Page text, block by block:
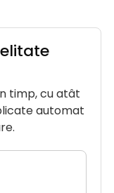
timp, cu atât
automat